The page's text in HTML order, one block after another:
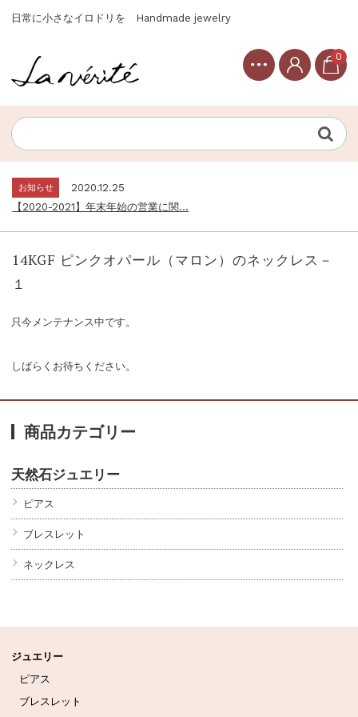
日常に小さなイロドリを Handmade jewelry
0
【2020-2021】年末年始の営業に関...
Topics
2020.12.30
お知らせ
2020.12.25
【2020-2021】年末年始の営業に関...
お知らせ
2020.12.25
【2020-2021】年末年始の営業に関...
14KGF ピンクオパール（マロン）のネックレス－
１
只今メンテナンス中です。
しばらくお待ちください。
商品カテゴリー
天然石ジュエリー
ピアス
ブレスレット
ネックレス
ジュエリー
ピアス
ブレスレット